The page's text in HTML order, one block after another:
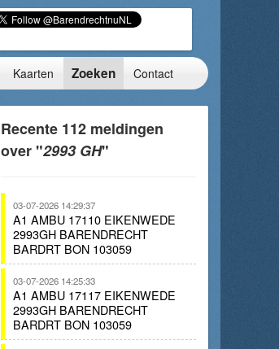
Kaarten Zoeken Contact
Recente 112 meldingen
over "2993 GH"
03-07-2026 14:29:37
A1 AMBU 17110 EIKENWEDE
2993GH BARENDRECHT
BARDRT BON 103059
03-07-2026 14:25:33
A1 AMBU 17117 EIKENWEDE
2993GH BARENDRECHT
BARDRT BON 103059